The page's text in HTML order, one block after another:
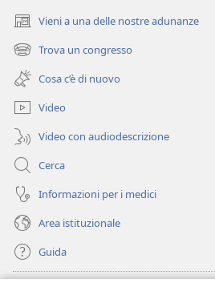
Vieni a una delle nostre adunanze
(apre
una
nuova
finestra)
Trova un congresso
(apre
una
nuova
finestra)
Cosa c’è di nuovo
Video
Video con audiodescrizione
Cerca
Informazioni per i medici
Area istituzionale
Guida